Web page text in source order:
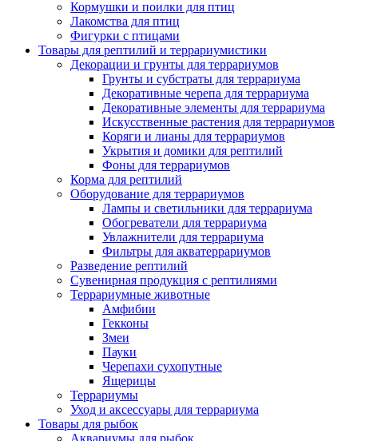
Кормушки и поилки для птиц
Лакомства для птиц
Фигурки с птицами
Товары для рептилий и террариумистики
Декорации и грунты для террариумов
Грунты и субстраты для террариума
Декоративные черепа для террариума
Декоративные элементы для террариума
Искусственные растения для террариумов
Коряги и лианы для террариумов
Укрытия и домики для рептилий
Фоны для террариумов
Корма для рептилий
Оборудование для террариумов
Лампы и светильники для террариума
Обогреватели для террариума
Увлажнители для террариума
Фильтры для акватеррариумов
Разведение рептилий
Сувенирная продукция с рептилиями
Террариумные животные
Амфибии
Гекконы
Змеи
Пауки
Черепахи сухопутные
Ящерицы
Террариумы
Уход и аксессуары для террариума
Товары для рыбок
Аквариумы для рыбок